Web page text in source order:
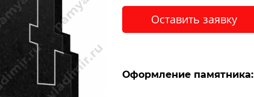
Оставить заявку
Оформление памятника: